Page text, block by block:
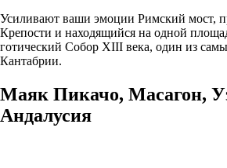
Усиливают ваши эмоции Римский мост,
Крепости и находящийся на одной
готический Собор XIII века, один из
Кантабрии.
Маяк Пикачо, Масагон,
Андалусия